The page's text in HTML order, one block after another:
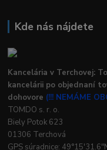
Kde nás nájdete
Kancelária v Terchovej:
kancelárii po objednaní
dohovore (!!! NEMÁME
TOMDO s. r. o.
Biely Potok 623
01306 Terchová
GPS súradnice: